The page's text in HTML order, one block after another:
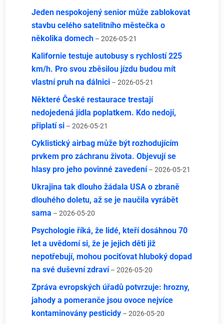
Jeden nespokojený senior může zablokovat
stavbu celého satelitního městečka o
několika domech – 2026-05-21
Kalifornie testuje autobusy s rychlostí 225
km/h. Pro svou zběsilou jízdu budou mít
vlastní pruh na dálnici – 2026-05-21
Některé České restaurace trestají
nedojedená jídla poplatkem. Kdo nedojí,
připlatí si – 2026-05-21
Cyklistický airbag může být rozhodujícím
prvkem pro záchranu života. Objevují se
hlasy pro jeho povinné zavedení – 2026-05-21
Ukrajina tak dlouho žádala USA o zbraně
dlouhého doletu, až se je naučila vyrábět
sama – 2026-05-20
Psychologie říká, že lidé, kteří dosáhnou 70
let a uvědomí si, že je jejich děti již
nepotřebují, mohou pociťovat hluboký dopad
na své duševní zdraví – 2026-05-20
Zpráva evropských úřadů potvrzuje: hrozny,
jahody a pomeranče jsou ovoce nejvíce
kontaminovány pesticidy – 2026-05-20